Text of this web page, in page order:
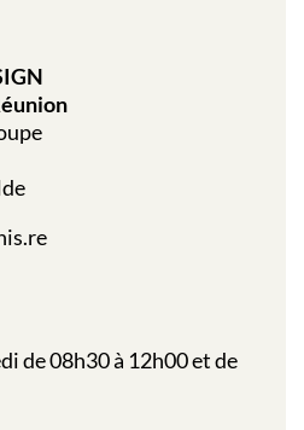
de 08h30 à 12h00 et de